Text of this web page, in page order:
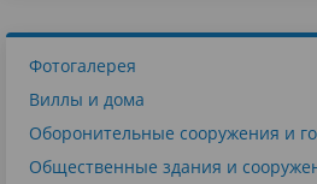
Фотогалерея
Виллы и дома
Оборонительные сооружения и
Общественные здания и